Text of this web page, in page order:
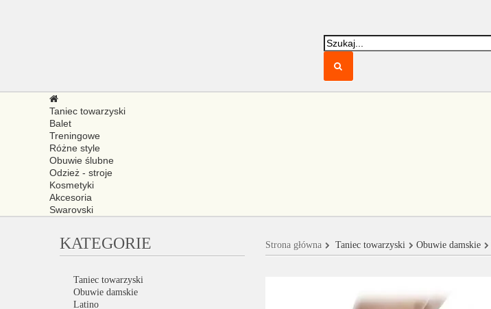
Taniec towarzyski
Balet
Treningowe
Różne style
Obuwie ślubne
Odzież - stroje
Kosmetyki
Akcesoria
Swarovski
KATEGORIE
Taniec towarzyski
Obuwie damskie
Latino
Strona główna Taniec towarzyski Obuwie damskie